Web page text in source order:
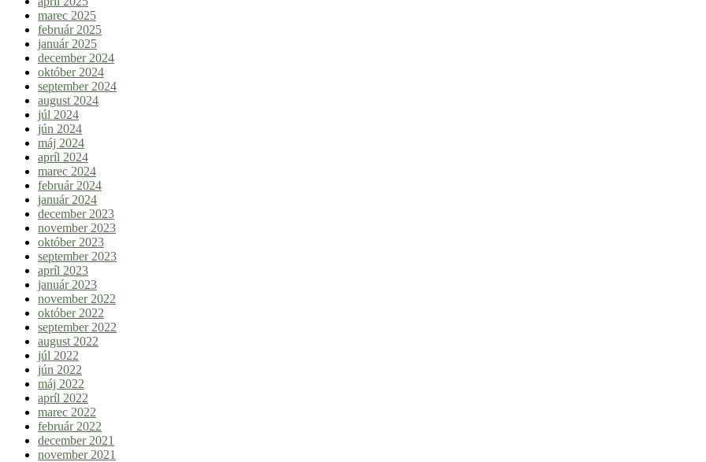
marec 2025
február 2025
január 2025
december 2024
október 2024
september 2024
august 2024
júl 2024
jún 2024
máj 2024
apríl 2024
marec 2024
február 2024
január 2024
december 2023
november 2023
október 2023
september 2023
apríl 2023
január 2023
november 2022
október 2022
september 2022
august 2022
júl 2022
jún 2022
máj 2022
apríl 2022
marec 2022
február 2022
december 2021
november 2021